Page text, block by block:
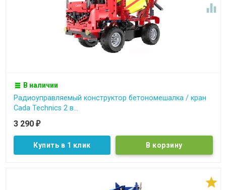

В наличии
Радиоуправляемый конструктор бетономешалка / кран
Cada Technics 2 в...
3 290 ₽
Купить в 1 клик
